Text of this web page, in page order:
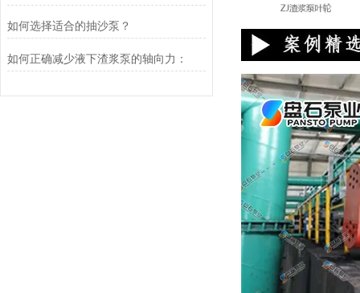
如何选择适合的抽沙泵？
如何正确减少液下渣浆泵的轴向力：